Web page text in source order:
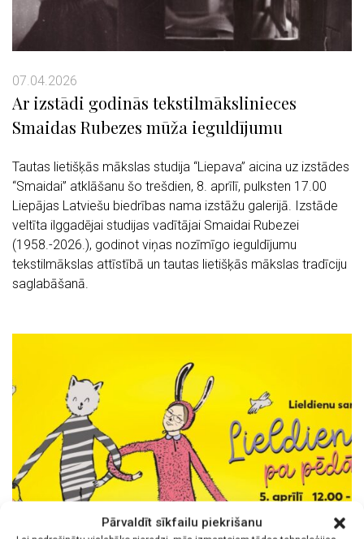
Pārvaldīt sīkfailu piekrišanu
07.04.2026
Ar izstādi godinās tekstilmākslinieces
Smaidas Rubezes mūža ieguldījumu
Tautas lietišķās mākslas studija “Liepava” aicina uz izstādes
“Smaidai” atklāšanu šo trešdien, 8. aprīlī, pulksten 17.00
Liepājas Latviešu biedrības nama izstāžu galerijā. Izstāde
veltīta ilggadējai studijas vadītājai Smaidai Rubezei
(1958.-2026.), godinot viņas nozīmīgo ieguldījumu
tekstilmākslas attīstībā un tautas lietišķās mākslas tradīciju
saglabāšanā.